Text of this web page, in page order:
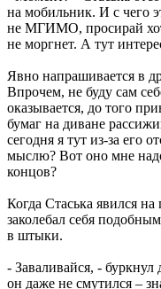
на мобильник. И с чего
не МГИМО, просирай
не моргнет. А тут
Явно напрашивается в
Впрочем, не буду сам
оказывается, до того
бумаг на диване
сегодня я тут из-за его
мыслю? Вот оно мне
концов?
Когда Стаська явился
заколебал себя
в штыки.
- Заваливайся, -
он даже не смутился –